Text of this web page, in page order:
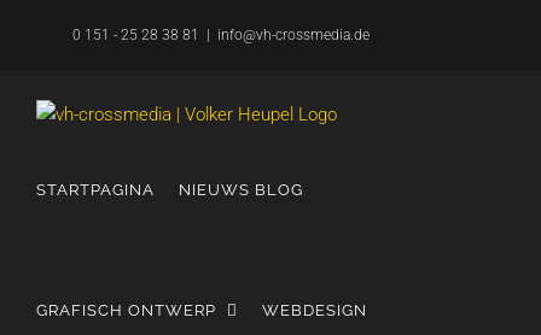
0 151 - 25 28 38 81 info@vh-crossmedia.de
STARTPAGINA NIEUWS BLOG
GRAFISCH ONTWERP WEBDESIGN